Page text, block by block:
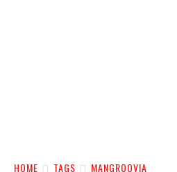
HOME TAGS MANGROOVIA